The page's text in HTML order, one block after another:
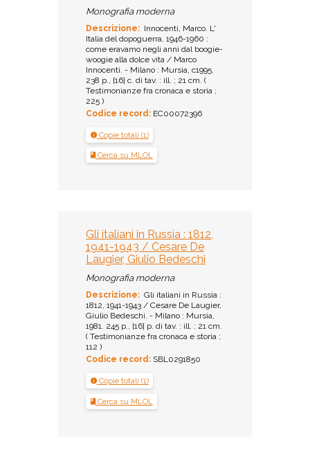
Monografia moderna
Descrizione: Innocenti, Marco. L'
Italia del dopoguerra, 1946-1960 :
come eravamo negli anni dal boogie-
woogie alla dolce vita / Marco
Innocenti. - Milano : Mursia, c1995.
238 p., [16] c. di tav. : ill. ; 21 cm. (
Testimonianze fra cronaca e storia ;
225 )
Codice record: EC00072396
Copie totali (1)
Cerca su MLOL
Gli italiani in Russia : 1812,
1941-1943 / Cesare De
Laugier, Giulio Bedeschi
Monografia moderna
Descrizione: Gli italiani in Russia :
1812, 1941-1943 / Cesare De Laugier,
Giulio Bedeschi. - Milano : Mursia,
1981. 245 p., [16] p. di tav. : ill. ; 21 cm.
( Testimonianze fra cronaca e storia ;
112 )
Codice record: SBL0291850
Copie totali (1)
Cerca su MLOL